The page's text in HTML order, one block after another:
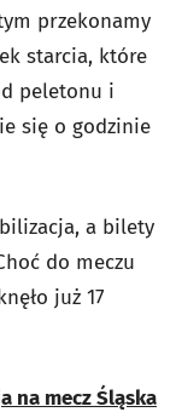
przekonamy
starcia, które
peletonu i
się o godzinie
a bilety
do meczu
już 17
na mecz Śląska